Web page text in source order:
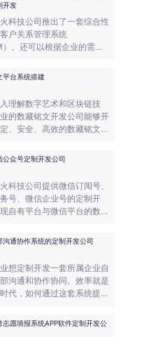
开发
科技公司推出了一套综合性
户关系管理系统
）。还可以根据企业的需
升级开发等。
平台系统搭建
理解数字艺术和区块链技
的数藏铭文开发公司能够开
、安全、高效的数藏铭文系
公众号定制开发公司
科技公司提供微信订阅号、
号、微信企业号的定制开
自有平台与微信平台的数据
方便！
沟通协作系统的定制开发公司
想定制开发一套所属企业自
沟通和协作协同。效率就是
代，如何通过这套系统提升
为一家专业的软件系统定制
，工作的主要目的之一也是
志愿填报系统APP软件定制开发公